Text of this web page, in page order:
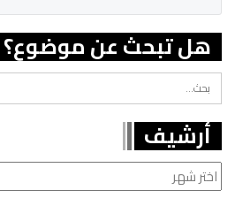
هل تبحث عن موضوع؟
أرشيف
أرشيف